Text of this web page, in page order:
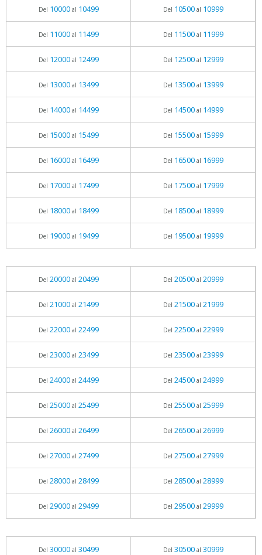
Del 10000al 10499 Del 10500al 10999
Del 11000al 11499 Del 11500al 11999
Del 12000al 12499 Del 12500al 12999
Del 13000al 13499 Del 13500al 13999
Del 14000al 14499 Del 14500al 14999
Del 15000al 15499 Del 15500al 15999
Del 16000al 16499 Del 16500al 16999
Del 17000al 17499 Del 17500al 17999
Del 18000al 18499 Del 18500al 18999
Del 19000al 19499 Del 19500al 19999
Del 20000al 20499 Del 20500al 20999
Del 21000al 21499 Del 21500al 21999
Del 22000al 22499 Del 22500al 22999
Del 23000al 23499 Del 23500al 23999
Del 24000al 24499 Del 24500al 24999
Del 25000al 25499 Del 25500al 25999
Del 26000al 26499 Del 26500al 26999
Del 27000al 27499 Del 27500al 27999
Del 28000al 28499 Del 28500al 28999
Del 29000al 29499 Del 29500al 29999
Del 30000al 30499 Del 30500al 30999